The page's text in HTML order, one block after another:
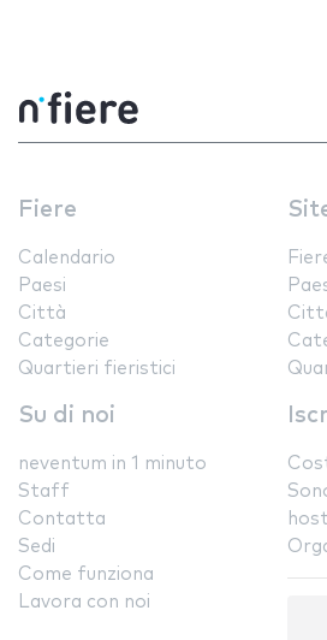
Fiere
Calendario
Paesi
Città
Categorie
Quartieri fieristici
Su di noi
neventum in 1 minuto
Staff
Contatta
Sedi
Come funziona
Lavora con noi